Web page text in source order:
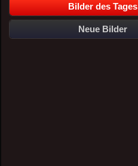
Bilder des Tages
Neue Bilder